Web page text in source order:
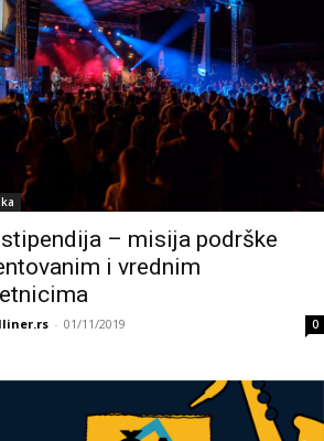
stipendija – misija podrške
i vrednim
- 01/11/2019 0